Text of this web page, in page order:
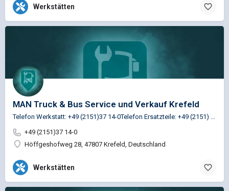
Werkstätten
MAN Truck & Bus Service und Verkauf Krefeld
+49 (2151)37 14-0
Höffgeshofweg 28, 47807 Krefeld, Deutschland
Werkstätten